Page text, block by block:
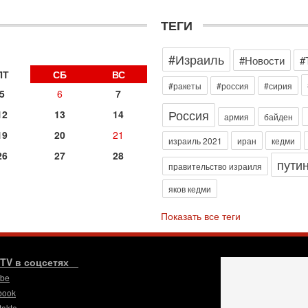
В
СБ
ВС
5 6
7
13
14
20
21
27
28
ТЕГИ
#Израиль
#Новости
#ракеты #россия #сирия
Россия армия байден
израиль 2021 иран кедми
правительство израиля путин
яков кедми
Показать все теги
в соцсетях